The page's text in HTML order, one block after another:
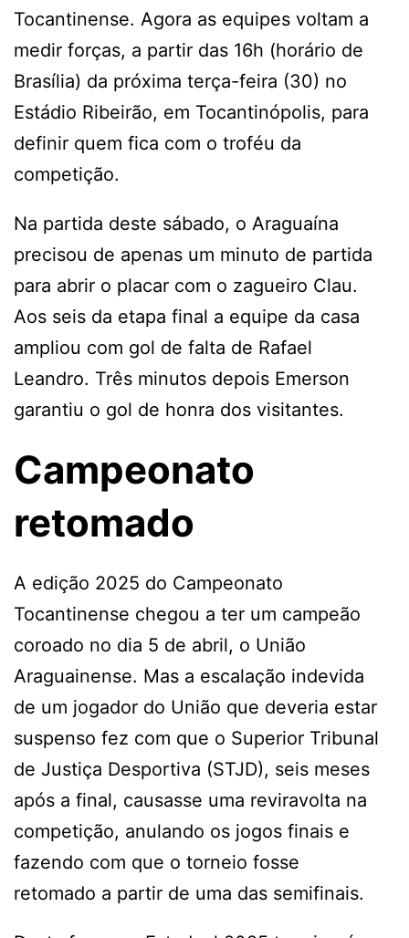
Tocantinense. Agora as equipes voltam a
medir forças, a partir das 16h (horário de
Brasília) da próxima terça-feira (30) no
Estádio Ribeirão, em Tocantinópolis, para
definir quem fica com o troféu da
competição.
Na partida deste sábado, o Araguaína
precisou de apenas um minuto de partida
para abrir o placar com o zagueiro Clau.
Aos seis da etapa final a equipe da casa
ampliou com gol de falta de Rafael
Leandro. Três minutos depois Emerson
garantiu o gol de honra dos visitantes.
Campeonato
retomado
A edição 2025 do Campeonato
Tocantinense chegou a ter um campeão
coroado no dia 5 de abril, o União
Araguainense. Mas a escalação indevida
de um jogador do União que deveria estar
suspenso fez com que o Superior Tribunal
de Justiça Desportiva (STJD), seis meses
após a final, causasse uma reviravolta na
competição, anulando os jogos finais e
fazendo com que o torneio fosse
retomado a partir de uma das semifinais.